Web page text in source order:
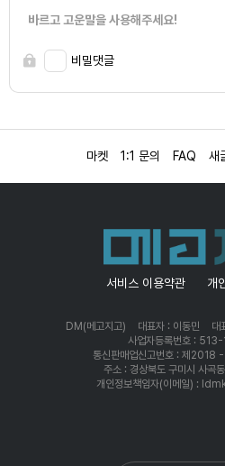
바르고 고운말을 사용해주세요!
비밀댓글
마켓 1:1 문의 FAQ 새
서비스 이용약관 개
DM(메고지고) 대표자 : 이동민
사업자등록번호 :
통신판매업신고번호 : 제
주소 : 경상북도 구미시 사곡
개인정보책임자(이메일) :